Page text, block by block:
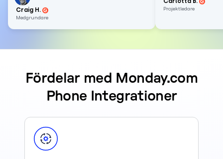
Craig H.
Medgrundare
Projektledare
Fördelar med Monday.com
Phone Integrationer